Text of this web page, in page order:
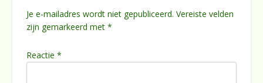
Je e-mailadres wordt niet gepubliceerd. Vereiste velden
zijn gemarkeerd met *
Reactie *